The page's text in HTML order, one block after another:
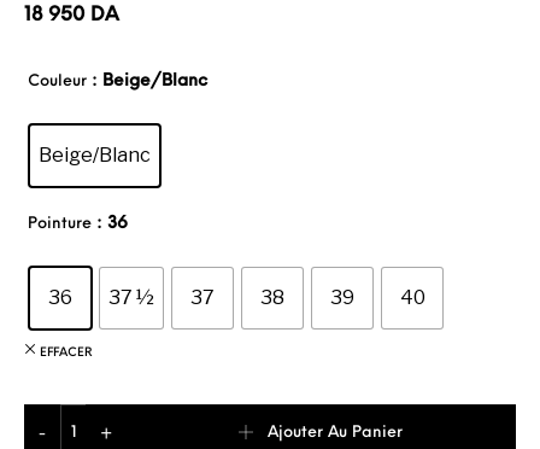
18 950 DA
Couleur : Beige/Blanc
Beige/Blanc
Pointure : 36
36 37 ½ 37 38 39 40
EFFACER
-
+
Ajouter Au Panier